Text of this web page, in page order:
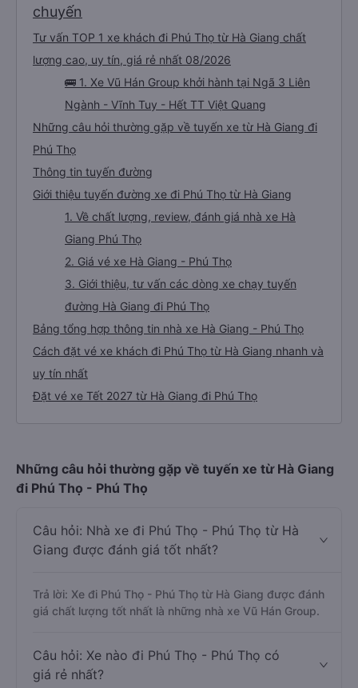
chuyến
Tư vấn TOP 1 xe khách đi Phú Thọ từ Hà Giang chất
lượng cao, uy tín, giá rẻ nhất 08/2026
🚌 1. Xe Vũ Hán Group khởi hành tại Ngã 3 Liên
Ngành - Vĩnh Tuy - Hết TT Việt Quang
Những câu hỏi thường gặp về tuyến xe từ Hà Giang đi
Phú Thọ
Thông tin tuyến đường
Giới thiệu tuyến đường xe đi Phú Thọ từ Hà Giang
1. Về chất lượng, review, đánh giá nhà xe Hà
Giang Phú Thọ
2. Giá vé xe Hà Giang - Phú Thọ
3. Giới thiệu, tư vấn các dòng xe chạy tuyến
đường Hà Giang đi Phú Thọ
Bảng tổng hợp thông tin nhà xe Hà Giang - Phú Thọ
Cách đặt vé xe khách đi Phú Thọ từ Hà Giang nhanh và
uy tín nhất
Đặt vé xe Tết 2027 từ Hà Giang đi Phú Thọ
Những câu hỏi thường gặp về tuyến xe từ Hà Giang
đi Phú Thọ - Phú Thọ
Câu hỏi: Nhà xe đi Phú Thọ - Phú Thọ từ Hà
Giang được đánh giá tốt nhất?
Trả lời: Xe đi Phú Thọ - Phú Thọ từ Hà Giang được đánh
giá chất lượng tốt nhất là những nhà xe Vũ Hán Group.
Câu hỏi: Xe nào đi Phú Thọ - Phú Thọ có
giá rẻ nhất?